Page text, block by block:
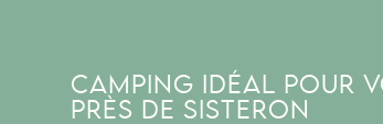
CAMPING IDÉAL POUR
PRÈS DE SISTERON